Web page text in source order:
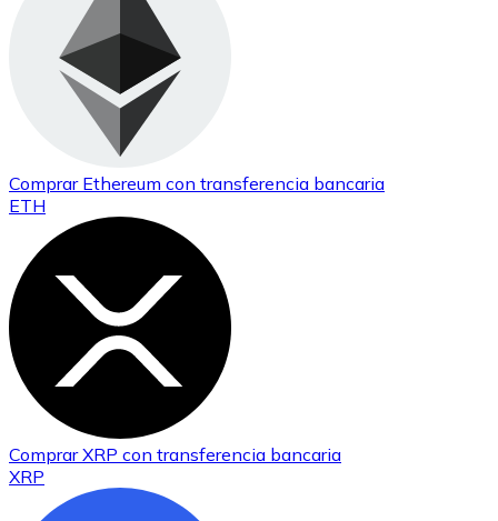
Comprar Ethereum con transferencia bancaria
ETH
ComprarXRP con transferencia bancaria
XRP